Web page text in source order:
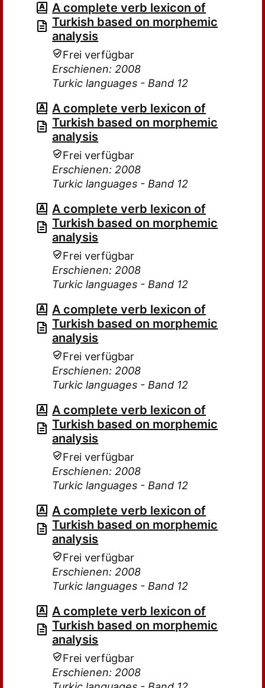
A complete verb lexicon of
Turkish based on morphemic
analysis
Frei verfügbar
Erschienen: 2008
Turkic languages - Band 12
A complete verb lexicon of
Turkish based on morphemic
analysis
Frei verfügbar
Erschienen: 2008
Turkic languages - Band 12
A complete verb lexicon of
Turkish based on morphemic
analysis
Frei verfügbar
Erschienen: 2008
Turkic languages - Band 12
A complete verb lexicon of
Turkish based on morphemic
analysis
Frei verfügbar
Erschienen: 2008
Turkic languages - Band 12
A complete verb lexicon of
Turkish based on morphemic
analysis
Frei verfügbar
Erschienen: 2008
Turkic languages - Band 12
A complete verb lexicon of
Turkish based on morphemic
analysis
Frei verfügbar
Erschienen: 2008
Turkic languages - Band 12
A complete verb lexicon of
Turkish based on morphemic
analysis
Frei verfügbar
Erschienen: 2008